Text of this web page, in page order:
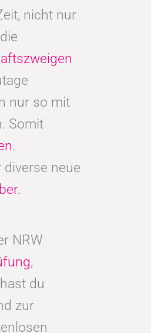
nicht nur
nur so mit
Somit
.
neue
NRW
,
du
zur